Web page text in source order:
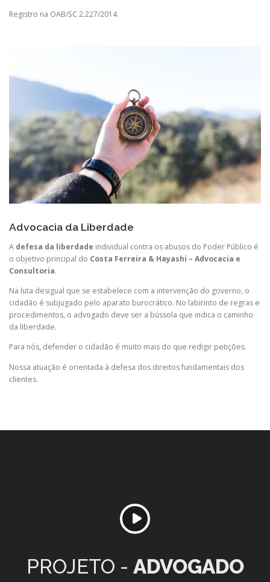
Registro na OAB/SC 2.227/2014.
Advocacia da Liberdade
A defesa da liberdade individual contra os abusos do Poder Público é
o objetivo principal do Costa Ferreira & Hayashi – Advocacia e
Consultoria.
Na luta desigual que se estabelece com a intervenção do governo, o
cidadão é subjugado pelo aparato burocrático. No labirinto de regras e
procedimentos, o advogado deve ser a bússola que indica o caminho
da liberdade.
Para nós, defender o cidadão é muito mais do que redigir petições.
Nossa atuação é orientada à defesa dos direitos fundamentais dos
clientes.
PROJETO - ADVOGADO